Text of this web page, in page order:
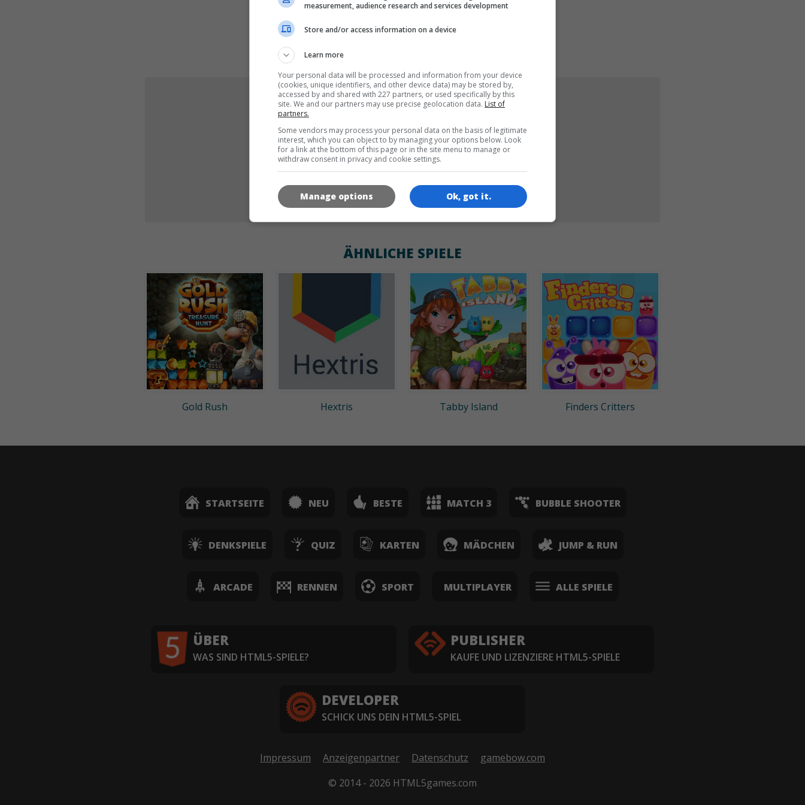
SPIEL-ICONS
180x180 120x120
ÄHNLICHE SPIELE
Gold Rush Hextris Tabby Island Finders Critters
STARTSEITE NEU BESTE MATCH 3 BUBBLE SHOOTER
DENKSPIELE QUIZ KARTEN MÄDCHEN JUMP & RUN
ARCADE RENNEN SPORT MULTIPLAYER ALLE SPIELE
ÜBER
WAS SIND HTML5-SPIELE?
PUBLISHER
KAUFE UND LIZENZIERE HTML5-SPIELE
DEVELOPER
SCHICK UNS DEIN HTML5-SPIEL
Impressum Anzeigenpartner Datenschutz
gamebow.com
© 2014 - 2026 HTML5games.com
measurement, audience research and services development
Store and/or access information on a device
Learn more
Your personal data will be processed and information from your device
(cookies, unique identifiers, and other device data) may be stored by,
accessed by and shared with 227 partners, or used specifically by this
site. We and our partners may use precise geolocation data. List of
partners.
Some vendors may process your personal data on the basis of legitimate
interest, which you can object to by managing your options below. Look
for a link at the bottom of this page or in the site menu to manage or
withdraw consent in privacy and cookie settings.
Ok, got it.
Manage options